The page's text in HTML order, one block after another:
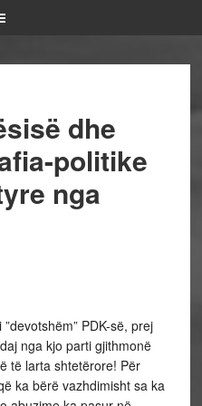
dhe
politike
nga
PDK-së, prej
nga kjo parti gjithmonë
të larta shtetërore! Për
ka bërë vazhdimisht sa ka